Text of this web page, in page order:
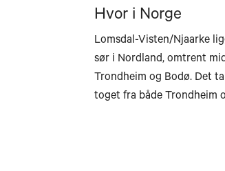
Hvor i Norge
Lomsdal-Visten/Njaarke
sør i Nordland, omtrent
Trondheim og Bodø. Det
toget fra både Trondheim